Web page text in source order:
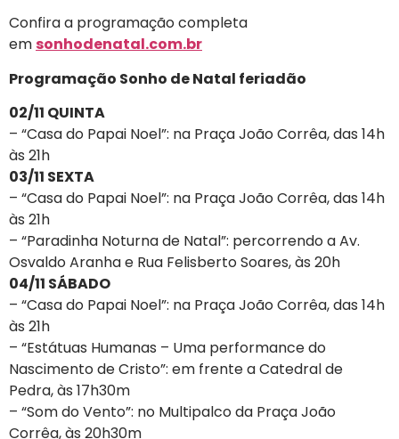
Confira a programação completa
emsonhodenatal.com.br
Programação Sonho de Natal feriadão
02/11 QUINTA
– “Casa do Papai Noel”: na Praça João Corrêa, das 14h
às 21h
03/11 SEXTA
– “Casa do Papai Noel”: na Praça João Corrêa, das 14h
às 21h
– “Paradinha Noturna de Natal”: percorrendo a Av.
Osvaldo Aranha e Rua Felisberto Soares, às 20h
04/11 SÁBADO
– “Casa do Papai Noel”: na Praça João Corrêa, das 14h
às 21h
– “Estátuas Humanas – Uma performance do
Nascimento de Cristo”: em frente a Catedral de
Pedra, às 17h30m
– “Som do Vento”: no Multipalco da Praça João
Corrêa, às 20h30m